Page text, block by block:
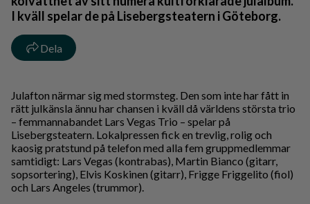
I kväll spelar de på Lisebergsteatern i Göteborg.
Dela
Julafton närmar sig med stormsteg. Den som inte har fått in
rätt julkänsla ännu har chansen i kväll då världens största trio
– femmannabandet Lars Vegas Trio – spelar på
Lisebergsteatern. Lokalpressen fick en trevlig, rolig och
kaosig pratstund på telefon med alla fem gruppmedlemmar
samtidigt: Lars Vegas (kontrabas), Martin Bianco (gitarr,
sopsortering), Elvis Koskinen (gitarr), Frigge Friggelito (fiol)
och Lars Angeles (trummor).